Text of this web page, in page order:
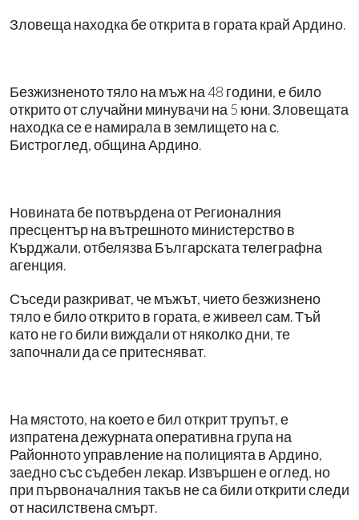
Зловеща находка бе открита в гората край Ардино.
Безжизненото тяло на мъж на 48 години, е било
открито от случайни минувачи на 5 юни. Зловещата
находка се е намирала в землището на с.
Бистроглед, община Ардино.
Новината бе потвърдена от Регионалния
пресцентър на вътрешното министерство в
Кърджали, отбелязва Българската телеграфна
агенция.
Съседи разкриват, че мъжът, чието безжизнено
тяло е било открито в гората, е живеел сам. Тъй
като не го били виждали от няколко дни, те
започнали да се притесняват.
На мястото, на което е бил открит трупът, е
изпратена дежурната оперативна група на
Районното управление на полицията в Ардино,
заедно със съдебен лекар. Извършен е оглед, но
при първоначалния такъв не са били открити следи
от насилствена смърт.